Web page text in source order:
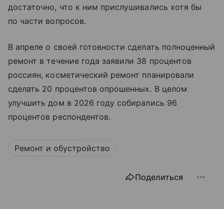
достаточно, что к ним прислушивались хотя бы
по части вопросов.
В апреле о своей готовности сделать полноценный
ремонт в течение года заявили 38 процентов
россиян, косметический ремонт планировали
сделать 20 процентов опрошенных. В целом
улучшить дом в 2026 году собирались 96
процентов респондентов.
Ремонт и обустройство
Поделиться